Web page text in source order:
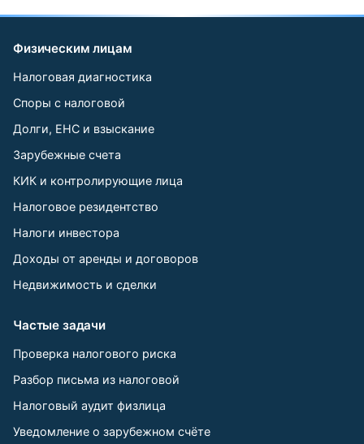
Физическим лицам
Налоговая диагностика
Споры с налоговой
Долги, ЕНС и взыскание
Зарубежные счета
КИК и контролирующие лица
Налоговое резидентство
Налоги инвестора
Доходы от аренды и договоров
Недвижимость и сделки
Частые задачи
Проверка налогового риска
Разбор письма из налоговой
Налоговый аудит физлица
Уведомление о зарубежном счёте